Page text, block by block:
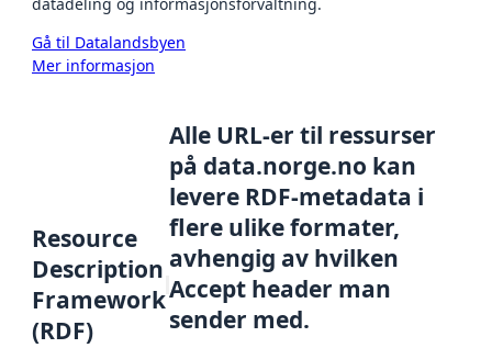
datadeling og informasjonsforvaltning.
Gå til Datalandsbyen
Mer informasjon
Resource
Description
Framework
(RDF)
Alle URL-er til ressurser
på data.norge.no kan
levere RDF-metadata i
flere ulike formater,
avhengig av hvilken
Accept header man
sender med.